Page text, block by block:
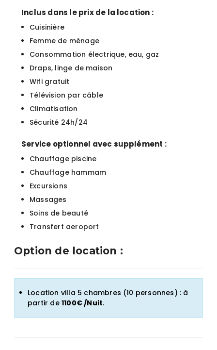
Inclus dans le prix de la location :
Cuisinière
Femme de ménage
Consommation électrique, eau, gaz
Draps, linge de maison
Wifi gratuit
Télévision par câble
Climatisation
Sécurité 24h/24
Service optionnel avec supplément :
Chauffage piscine
Chauffage hammam
Excursions
Massages
Soins de beauté
Transfert aeroport
Option de location :
Location villa 5 chambres (10 personnes) : à
partir de 1100€ /Nuit.